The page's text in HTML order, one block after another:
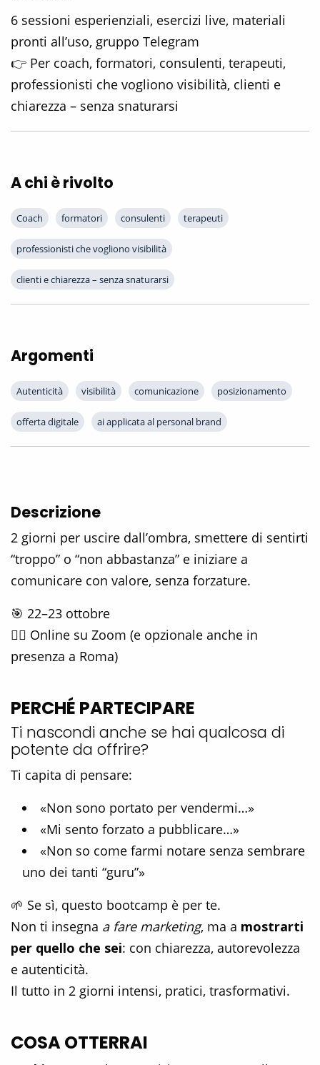
6 sessioni esperienziali, esercizi live, materiali
pronti all’uso, gruppo Telegram
👉 Per coach, formatori, consulenti, terapeuti,
professionisti che vogliono visibilità, clienti e
chiarezza – senza snaturarsi
A chi è rivolto
Coach formatori consulenti terapeuti
professionisti che vogliono visibilità
clienti e chiarezza – senza snaturarsi
Argomenti
Autenticità visibilità comunicazione posizionamento
offerta digitale ai applicata al personal brand
Descrizione
2 giorni per uscire dall’ombra, smettere di sentirti
“troppo” o “non abbastanza” e iniziare a
comunicare con valore, senza forzature.
🎯 22–23 ottobre
🧘‍♂️ Online su Zoom (e opzionale anche in
presenza a Roma)
PERCHÉ PARTECIPARE
Ti nascondi anche se hai qualcosa di
potente da offrire?
Ti capita di pensare:
«Non sono portato per vendermi…»
«Mi sento forzato a pubblicare…»
«Non so come farmi notare senza sembrare
uno dei tanti “guru”»
🌱 Se sì, questo bootcamp è per te.
Non ti insegna a fare marketing, ma a mostrarti
per quello che sei: con chiarezza, autorevolezza
e autenticità.
Il tutto in 2 giorni intensi, pratici, trasformativi.
COSA OTTERRAI